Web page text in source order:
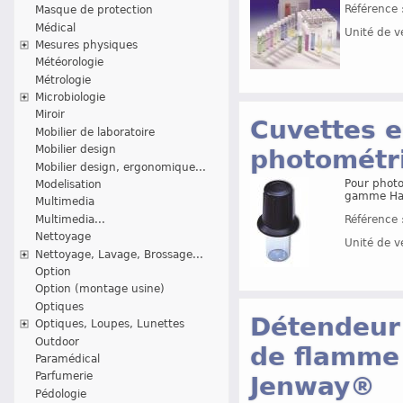
Masque de protection
Médical
Mesures physiques
Météorologie
Métrologie
Microbiologie
Miroir
Mobilier de laboratoire
Mobilier design
Mobilier design, ergonomique...
Modelisation
Multimedia
Multimedia...
Nettoyage
Nettoyage, Lavage, Brossage...
Option
Option (montage usine)
Optiques
Optiques, Loupes, Lunettes
Outdoor
Paramédical
Parfumerie
Pédologie
Unité de
Cuvettes
Pour
gamme
Unité de
de
Jenway®